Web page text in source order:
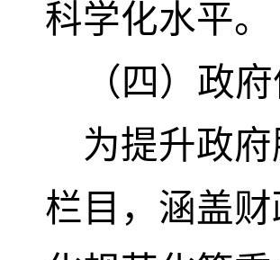
科学化水平。
（四）政
为提升政
栏目‌，涵盖